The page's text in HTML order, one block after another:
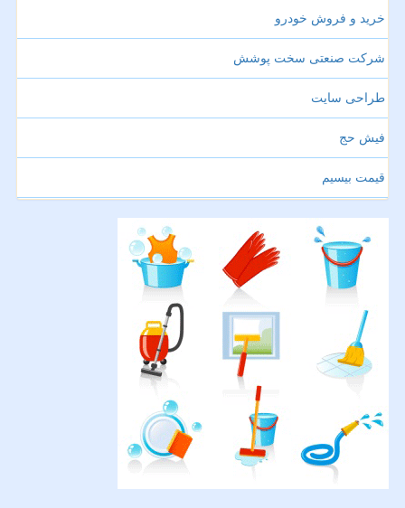
خرید و فروش خودرو
شرکت صنعتی سخت پوشش
طراحی سایت
فیش حج
قیمت بیسیم